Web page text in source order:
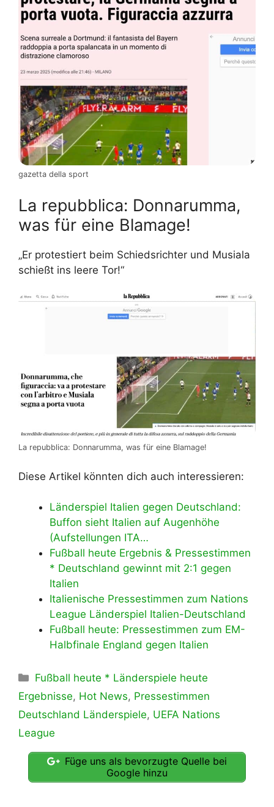
gazetta della sport
La repubblica: Donnarumma,
was für eine Blamage!
„Er protestiert beim Schiedsrichter und Musiala
schießt ins leere Tor!“
La repubblica: Donnarumma, was für eine Blamage!
Diese Artikel könnten dich auch interessieren:
Länderspiel Italien gegen Deutschland:
Buffon sieht Italien auf Augenhöhe
(Aufstellungen ITA…
Fußball heute Ergebnis & Pressestimmen
* Deutschland gewinnt mit 2:1 gegen
Italien
Italienische Pressestimmen zum Nations
League Länderspiel Italien-Deutschland
Fußball heute: Pressestimmen zum EM-
Halbfinale England gegen Italien
Kategorien
Fußball heute * Länderspiele heute
Ergebnisse, Hot News, Pressestimmen
Deutschland Länderspiele, UEFA Nations
League
Füge uns als bevorzugte Quelle bei
Google hinzu